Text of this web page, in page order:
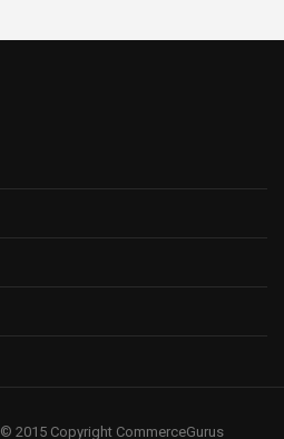
© 2015 Copyright CommerceGurus